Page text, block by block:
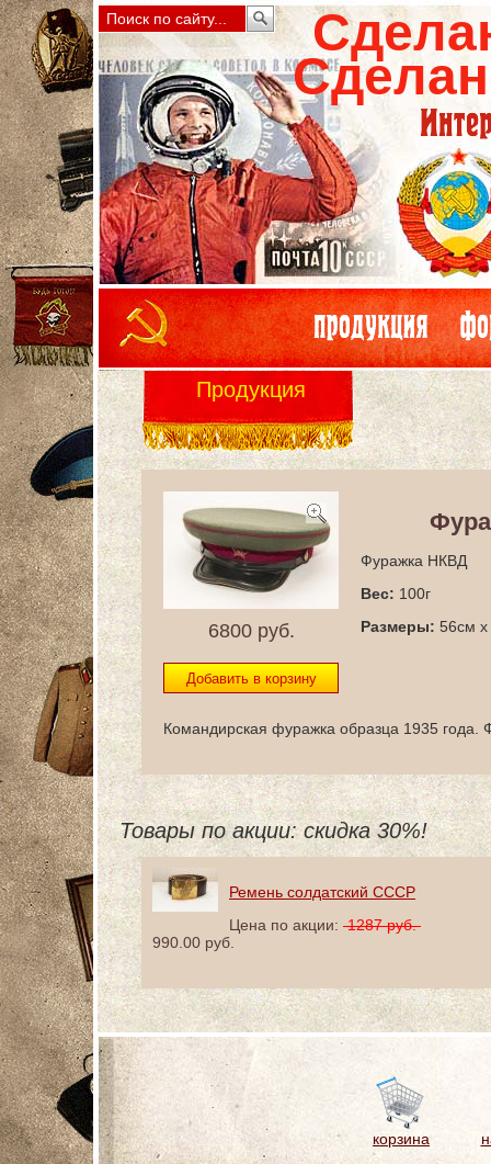
Продукция
6800руб.
Фуражка НКВД
Вес: 100г
Размеры: 56см
Командирская фуражка образца 1935 года.
Товары по акции: скидка 30%!
Ремень солдатский СССР
Цена по акции: 1287 руб.
990.00 руб.
корзина